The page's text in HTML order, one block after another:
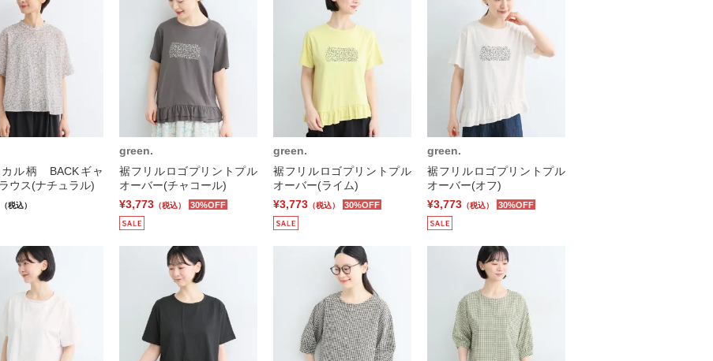
ル柄 BACKギャ
ウス(ナチュラル)
（税込）
green.
裾フリルロゴプリントプル
オーバー(チャコール)
¥3,773 （税込） 30%OFF
green.
裾フリルロゴプリントプル
オーバー(ライム)
¥3,773 （税込） 30%OFF
green.
裾フリルロゴプリントプル
オーバー(オフ)
¥3,773 （税込） 30%OFF